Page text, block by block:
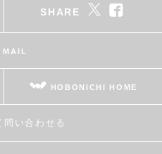
SHARE
MAIL
HOBONICHI HOME
問い合わせる